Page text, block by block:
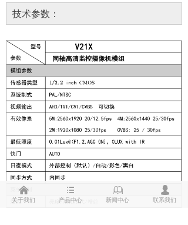
낀
关于我们
뀑
产品中心
ꁡ
新闻中心
넙
联系我们
技术参数：